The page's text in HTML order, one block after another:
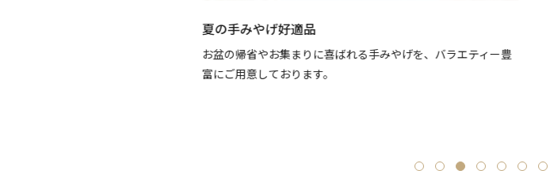
夏の手みやげ好適品
お盆の帰省やお集まりに喜ばれる手みやげを、バラエティー豊
富にご用意しております。